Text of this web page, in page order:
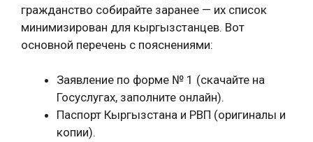
гражданство собирайте заранее — их список
минимизирован для кыргызстанцев. Вот
основной перечень с пояснениями:
Заявление по форме № 1 (скачайте на
Госуслугах, заполните онлайн).
Паспорт Кыргызстана и РВП (оригиналы и
копии).